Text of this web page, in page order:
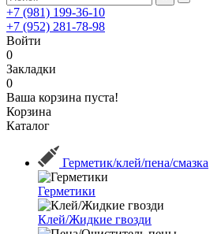
+7 (981) 199-36-10
+7 (952) 281-78-98
Войти
0
Закладки
0
Ваша корзина пуста!
Корзина
Каталог
Герметик/клей/пена/смазка
Герметики
Клей/Жидкие гвозди